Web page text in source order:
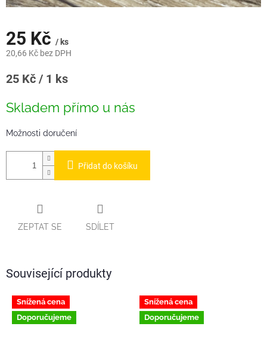
25 Kč / ks
20,66 Kč bez DPH
Měrná
25 Kč / 1 ks
Skladem přímo u nás
Možnosti doručení
Přidat do košíku
ZEPTAT SE SDÍLET
Související produkty
Snížená cena
Doporučujeme
Snížená cena
Doporučujeme